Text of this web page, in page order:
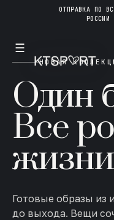
ОТПРАВКА ПО
РОССИИ
☰
НОВАЯ
Один
Все
Готовые образы из
до выхода. Вещи